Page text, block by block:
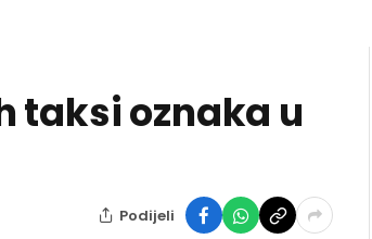
taksi oznaka u
Podijeli